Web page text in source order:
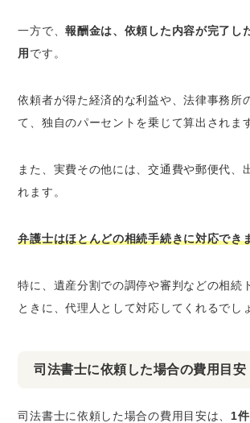
一方で、報酬金は、依頼した内容が完了し
用です。
依頼者が得た経済的な利益や、法律事務所
て、独自のパーセントを乗じて算出されま
また、実費その他には、交通費や郵便代、
れます。
弁護士はほとんどの相続手続きに対応でき
特に、遺産分割での調停や審判などの相続
ときに、代理人として対応してくれるでし
司法書士に依頼した場合の費用目安
司法書士に依頼した場合の費用目安は、 1